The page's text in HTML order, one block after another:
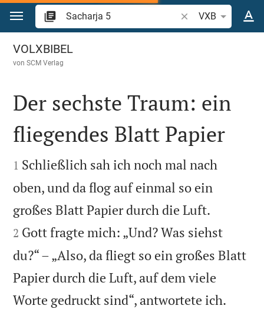
Zum Inhalt springen
Bibelstelle oder
VXB
Sacharja 5
VOLXBIBEL
vonSCM Verlag

Der sechste Traum: ein
fliegendes Blatt Papier

1 Schließlich sah ich noch mal nach
oben, und da flog auf einmal so ein
großes Blatt Papier durch die Luft.
2 Gott fragte mich: „Und? Was siehst
du?“ – „Also, da fliegt so ein großes Blatt
Papier durch die Luft, auf dem viele
Worte gedruckt sind“, antwortete ich.